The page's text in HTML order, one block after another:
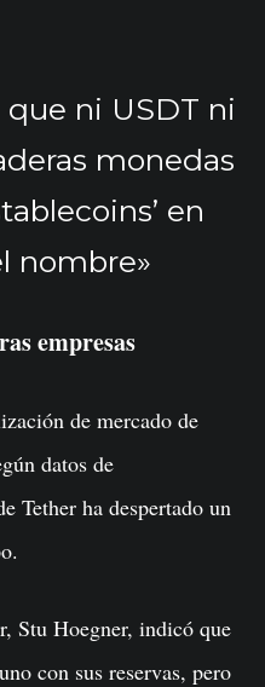
ni USDT ni
monedas
en
nombre»
empresas
de mercado de
datos de
Tether ha despertado un
Stu Hoegner, indicó que
con sus reservas, pero